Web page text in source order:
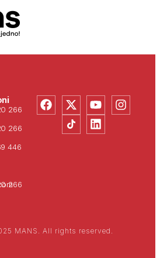
266
266
446
266
MANS. All rights reserved.